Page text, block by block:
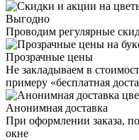
Выгодно
Проводим регулярные
Прозрачные цены
Не закладываем в
примеру «бесплатная
Анонимная доставка
При оформлении заказа,
окне